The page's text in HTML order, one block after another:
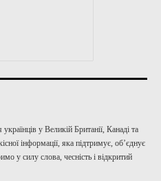
у Великій Британії, Канаді та
інформації, яка підтримує, об’єднує
у силу слова, чесність і відкритий